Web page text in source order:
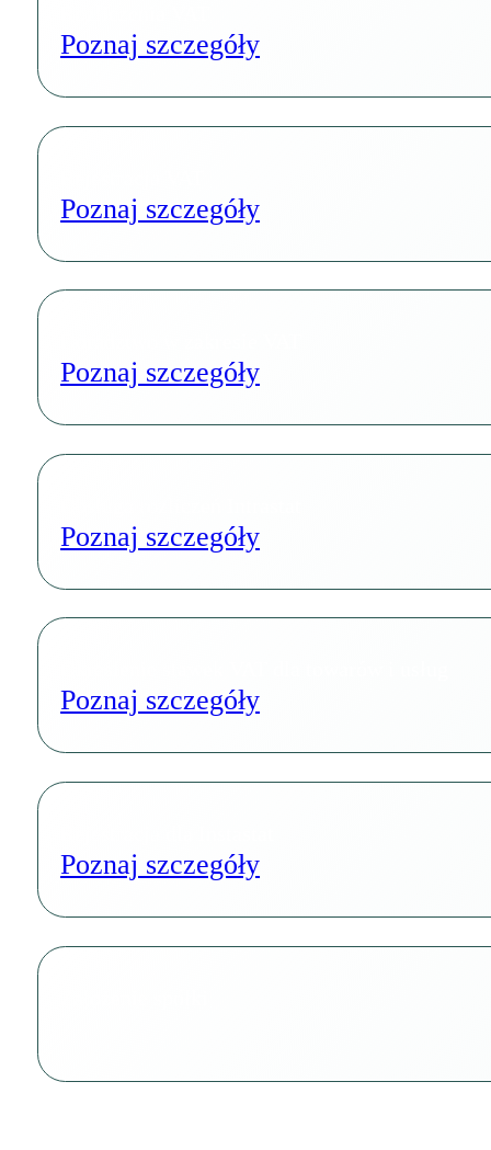
Poznaj szczegóły
Poznaj szczegóły
Poznaj szczegóły
Poznaj szczegóły
Poznaj szczegóły
Poznaj szczegóły